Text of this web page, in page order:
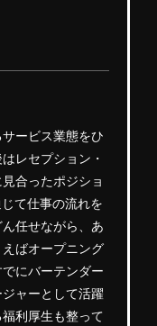
ービス業態をひ
レセプション・
合ったポジショ
て仕事の流れを
任せながら、あ
ばオープニング
にバーテンダー
ャーとして活躍
利厚生も整って